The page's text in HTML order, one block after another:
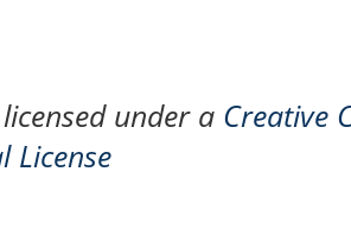
under a Creative
License